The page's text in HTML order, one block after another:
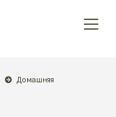
Домашняя